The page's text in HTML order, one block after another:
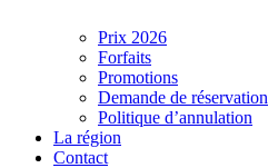
Prix 2026
Forfaits
Promotions
Demande de réservation
Politique d’annulation
La région
Contact